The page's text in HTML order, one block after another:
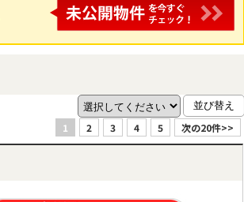
1
2 3 4 5 次の20件>>